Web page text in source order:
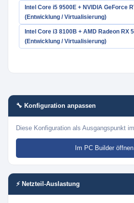
Intel Core i5 9500E + NVIDIA GeForce
(Entwicklung / Virtualisierung)
Intel Core i3 8100B + AMD Radeon RX
(Entwicklung / Virtualisierung)
🔧 Konfiguration anpassen
Diese Konfiguration als Ausgangspunkt
Im PC Builder
⚡ Netzteil-Auslastung